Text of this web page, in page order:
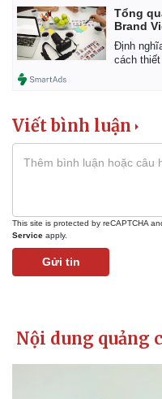
Vụ án
Tổng
Brand
Định
cách
Viết bình luận
This site is protected by reCAPTCHA
Service apply.
Gửi tin